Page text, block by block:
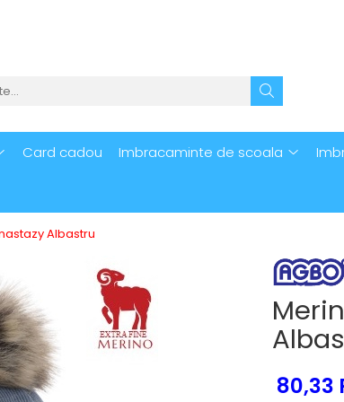
Card cadou Imbracaminte de scoala
Albastru
80,33